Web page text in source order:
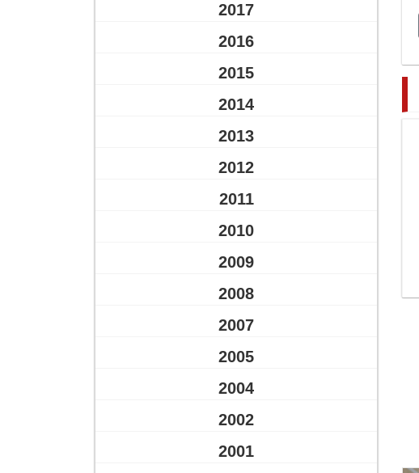
2017
2016
2015
2014
2013
2012
2011
2010
2009
2008
2007
2005
2004
2002
2001